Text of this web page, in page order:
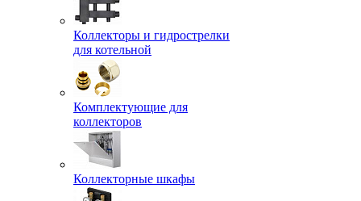
Коллекторы и гидрострелки
для котельной
Комплектующие для
коллекторов
Коллекторные шкафы